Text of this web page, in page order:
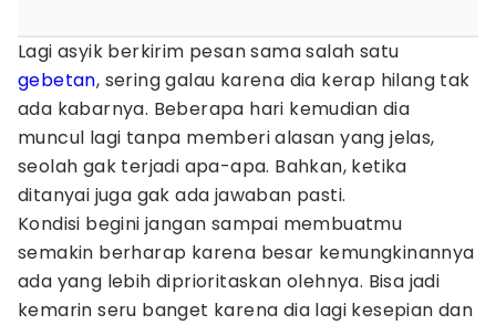
Lagi asyik berkirim pesan sama salah satu
gebetan, sering galau karena dia kerap hilang tak
ada kabarnya. Beberapa hari kemudian dia
muncul lagi tanpa memberi alasan yang jelas,
seolah gak terjadi apa-apa. Bahkan, ketika
ditanyai juga gak ada jawaban pasti.
Kondisi begini jangan sampai membuatmu
semakin berharap karena besar kemungkinannya
ada yang lebih diprioritaskan olehnya. Bisa jadi
kemarin seru banget karena dia lagi kesepian dan